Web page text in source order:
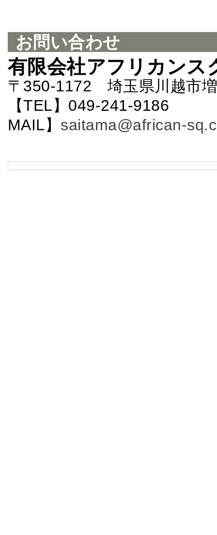
お問い合わせ
有限会社アフリカンス
〒350-1172 埼玉県川越市
【TEL】049-241-
MAIL】 saitama@african-